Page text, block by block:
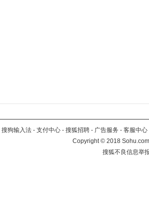
搜狗输入法 - 支付中心 - 搜狐招聘 - 广告服务 - 客服中心
Copyright©2018
搜狐不良信息举